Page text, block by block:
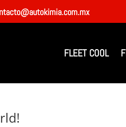
FLEET COOL